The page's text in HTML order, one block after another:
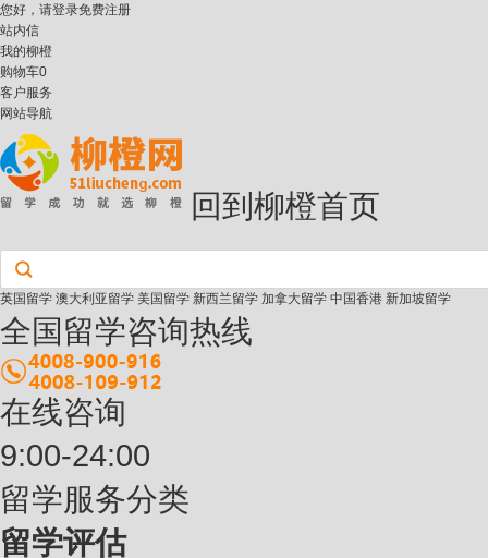
您好，请登录免费注册
站内信
我的柳橙
购物车0
客户服务
网站导航
回到柳橙首页
英国留学 澳大利亚留学 美国留学 新西兰留学 加拿大留学 中国香港 新加坡留学
全国留学咨询热线
在线咨询
9:00-24:00
留学服务分类
留学评估